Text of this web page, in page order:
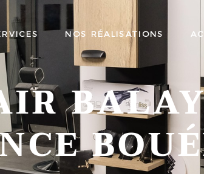
NOS RÉALISATIONS